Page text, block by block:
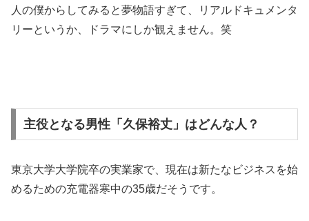
人の僕からしてみると夢物語すぎて、リアルドキュメンタ
リーというか、ドラマにしか観えません。笑
主役となる男性「久保裕丈」はどんな人？
東京大学大学院卒の実業家で、現在は新たなビジネスを始
めるための充電器寒中の35歳だそうです。